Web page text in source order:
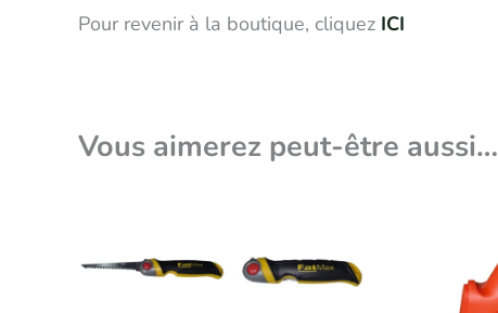
Pour revenir à la boutique, cliquez ICI
Vous aimerez peut-être aussi…